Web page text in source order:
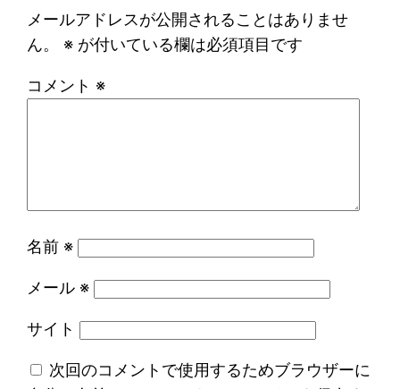
メールアドレスが公開されることはありませ
ん。
※ が付いている欄は必須項目です
コメント ※
名前 ※
メール ※
サイト
次回のコメントで使用するためブラウザーに